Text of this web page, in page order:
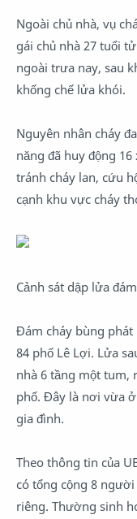
Ngoài chủ nhà, vụ
gái chủ nhà 27 tuổi
ngoài trưa nay, sau
khống chế lửa khói.
Nguyên nhân cháy
năng đã huy động
tránh cháy lan, cứu
cạnh khu vực cháy
Cảnh sát dập lửa
Đám cháy bùng phát
84 phố Lê Lợi. Lửa
nhà 6 tầng một tum,
phố. Đây là nơi vừa
gia đình.
Theo thông tin của
có tổng cộng 8
riêng. Thường sinh